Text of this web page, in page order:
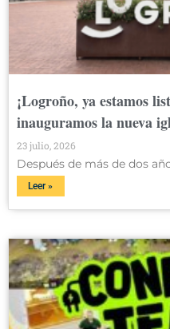
¡Logroño, ya estamos
inauguramos la nueva
23 julio, 2026
Después de más de dos
Leer »